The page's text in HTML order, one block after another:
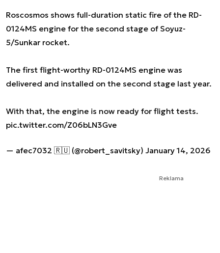
Roscosmos shows full-duration static fire of the RD-
0124MS engine for the second stage of Soyuz-
5/Sunkar rocket.
The first flight-worthy RD-0124MS engine was
delivered and installed on the second stage last year.
With that, the engine is now ready for flight tests.
pic.twitter.com/Z06bLN3Gve
— afec7032 🇷🇺 (@robert_savitsky) January 14, 2026
Reklama